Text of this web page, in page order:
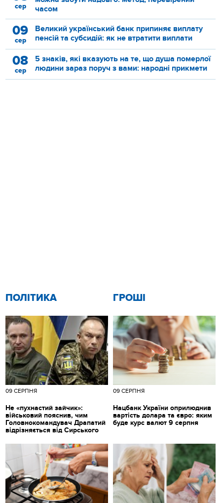
сер
часом
09
сер
Великий український банк припиняє виплату
пенсій та субсидій: як не втратити виплати
08
сер
5 знаків, які вказують на те, що душа померлої
людини зараз поруч з вами: народні прикмети
ПОЛІТИКА
09 СЕРПНЯ
Не «пухнастий зайчик»:
військовий пояснив, чим
Головнокомандувач Драпатий
відрізняється від Сирського
ГРОШІ
09 СЕРПНЯ
Нацбанк України оприлюднив
вартість долара та євро: яким
буде курс валют 9 серпня